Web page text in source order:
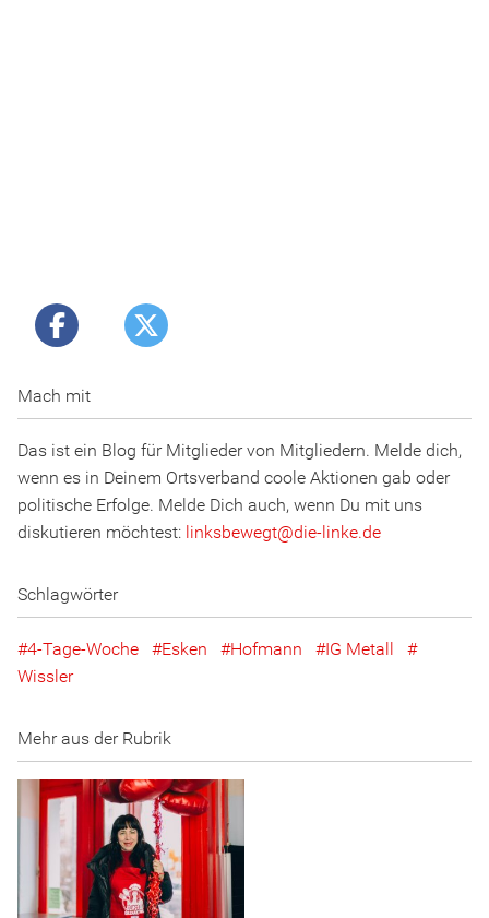
Mach mit
Das ist ein Blog für Mitglieder von Mitgliedern. Melde dich,
wenn es in Deinem Ortsverband coole Aktionen gab oder
politische Erfolge. Melde Dich auch, wenn Du mit uns
diskutieren möchtest: linksbewegt@die-l inke.de
Schlagwörter
4-Tage-Woche Esken Hofmann
IG Metall
Wissler
Mehr aus der Rubrik